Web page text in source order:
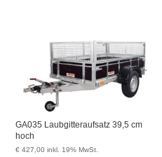
GA035 Laubgitteraufsatz 39,5 cm
hoch
€ 427,00 inkl. 19% MwSt.